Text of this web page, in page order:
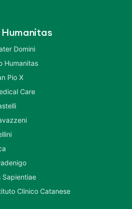
Domini
Humanitas
Pio X
Care
Sapientiae
Clinico Catanese